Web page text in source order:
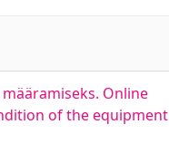
Online
of the equipment